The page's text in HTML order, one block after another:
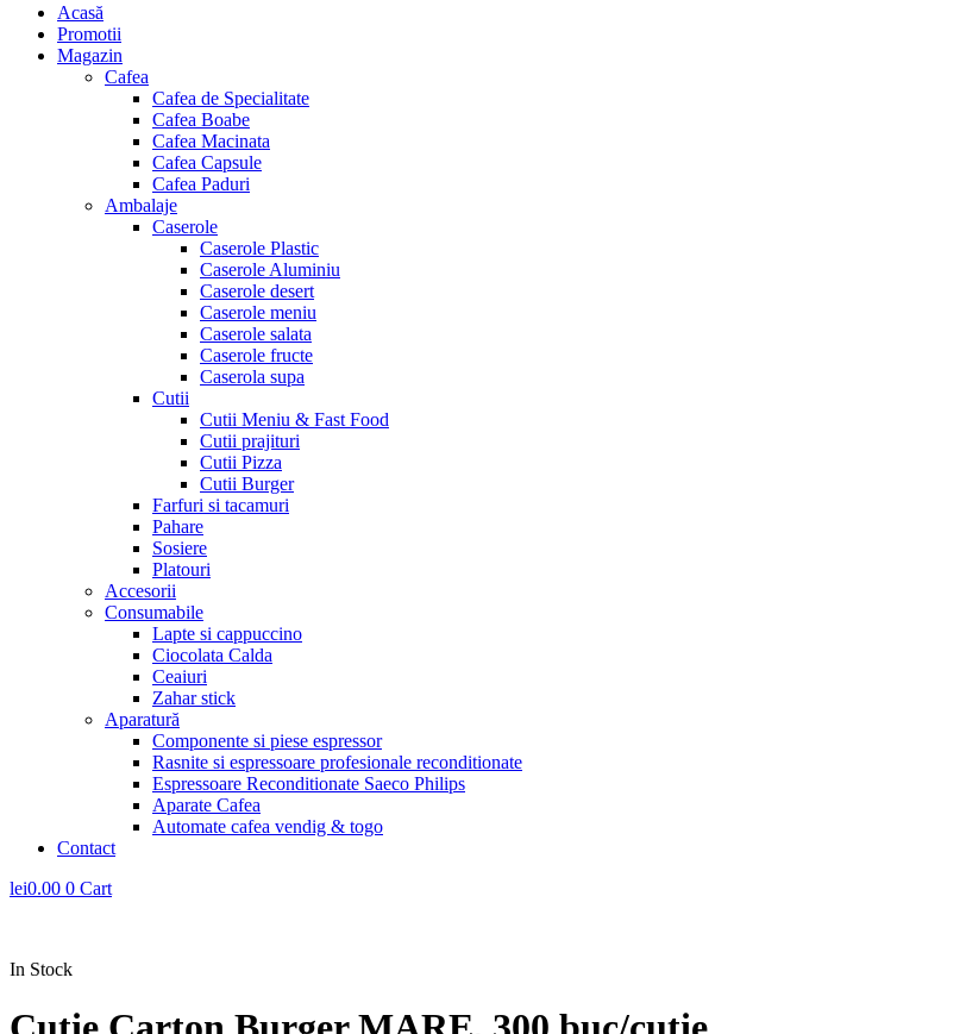
Menu
Acasă
Promotii
Magazin
Cafea
Cafea de Specialitate
Cafea Boabe
Cafea Macinata
Cafea Capsule
Cafea Paduri
Ambalaje
Caserole
Caserole Plastic
Caserole Aluminiu
Caserole desert
Caserole meniu
Caserole salata
Caserole fructe
Caserola supa
Cutii
Cutii Meniu & Fast Food
Cutii prajituri
Cutii Pizza
Cutii Burger
Farfuri si tacamuri
Pahare
Sosiere
Platouri
Accesorii
Consumabile
Lapte si cappuccino
Ciocolata Calda
Ceaiuri
Zahar stick
Aparatură
Componente si piese espressor
Rasnite si espressoare profesionale reconditionate
Espressoare Reconditionate Saeco Philips
Aparate Cafea
Automate cafea vendig & togo
Contact
lei0.00 0 Cart
In Stock